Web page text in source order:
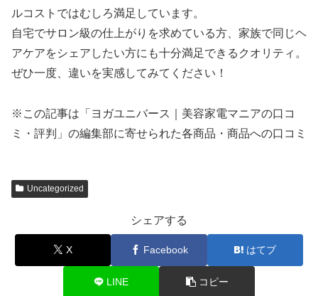
ルコストではむしろ満足しています。
自宅でサロン級の仕上がりを求めている方、家族で同じヘ
アケアをシェアしたい方にも十分満足できるクオリティ。
ぜひ一度、違いを実感してみてください！
※この記事は「ヨガユニバース｜美容家電マニアの口コ
ミ・評判」の編集部に寄せられた各商品・商品への口コミ
Uncategorized
シェアする
X Facebook はてブ
LINE コピー